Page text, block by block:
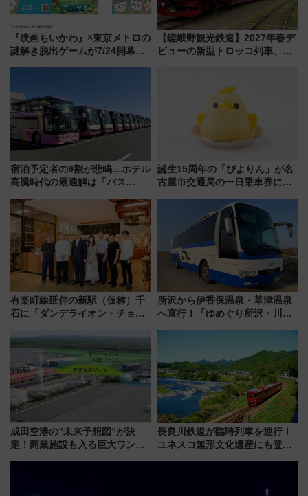
『映画ちいかわ』×東京メトロの
謎解き脱出ゲームが7/24開幕！
始）
【嵯峨野観光鉄道】2027年春デ
ビューの新型トロッコ列車、い
宿泊予定者の9割が悲鳴…ホテル
高騰時代の最適解は「バス
した、推し活遠征や観光時のリ
アルな懐事情
誕生15周年の「ぴよりん」が名
古屋市交通局の一日乗車券に！
定1万5000枚】
有楽町線延伸の新駅（仮称）千
石に「ダンデライオン・チョコ
1億円出資で挑む新時代のまちづ
くりとは？
所沢から伊香保温泉・草津温泉
へ直行！「ゆめぐり所沢・川越
成田空港の”未来予想図”が決
定！商業施設も入る巨大ワンタ
長良川鉄道が臨時列車を運行！
ユネスコ無形文化遺産にも登録